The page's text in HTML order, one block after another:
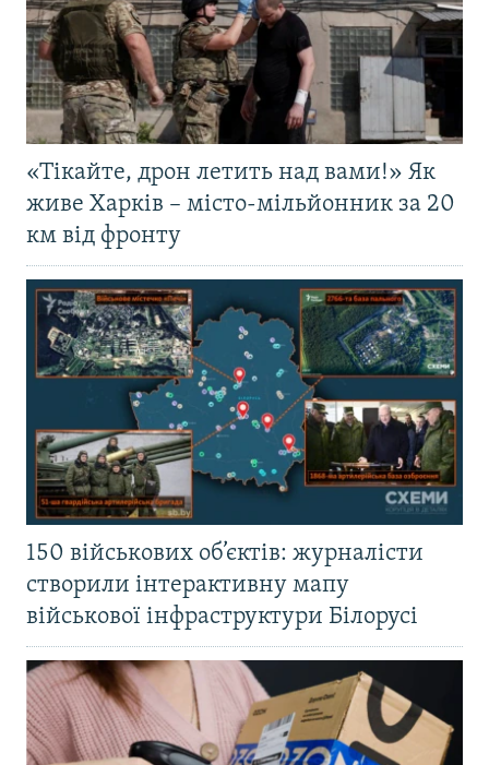
«Тікайте, дрон летить над вами!» Як
живе Харків – місто-мільйонник за 20
км від фронту
150 військових об’єктів: журналісти
створили інтерактивну мапу
військової інфраструктури Білорусі